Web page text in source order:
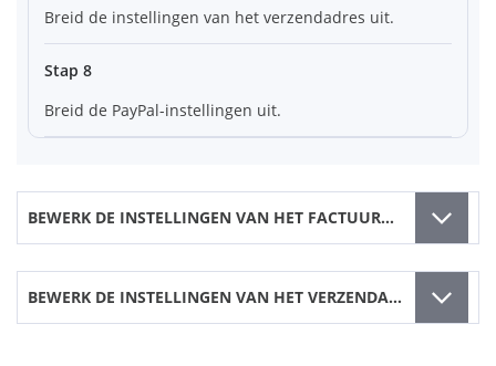
Breid de instellingen van het verzendadres uit.
Stap 8
Breid de PayPal-instellingen uit.
BEWERK DE INSTELLINGEN VAN HET FACTUURADRES
BEWERK DE INSTELLINGEN VAN HET VERZENDADRES